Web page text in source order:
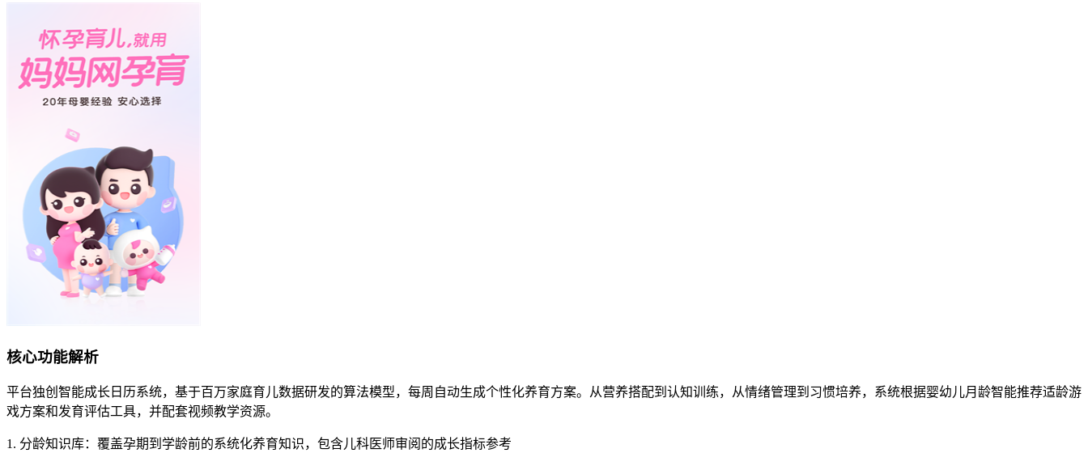
核心功能解析
平台独创智能成长日历系统，基于百万家庭育儿数据研发的算法模型，每周自动生成个性化养育方案。从营养搭配到认知训练，从情绪管理到习惯培养，系统根据婴幼儿月龄智能推荐适龄游
戏方案和发育评估工具，并配套视频教学资源。
1. 分龄知识库：覆盖孕期到学龄前的系统化养育知识，包含儿科医师审阅的成长指标参考